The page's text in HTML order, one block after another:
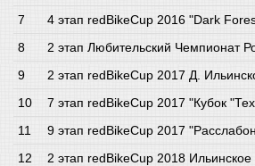
4 этап redBikeCup 2016 "Dark
2 этап Любительский Чемпионат
2 этап redBikeCup 2017 Д.
7 этап redBikeCup 2017 "Кубок
9 этап redBikeCup 2017
2 этап redBikeCup 2018